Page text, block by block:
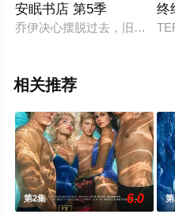
安眠书店 第5季
乔伊决心摆脱过去，旧人旧
终
相关推荐
第2集 6.0